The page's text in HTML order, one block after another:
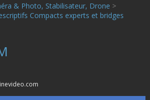
& Photo, Stabilisateur, Drone >
Compacts experts et bridges